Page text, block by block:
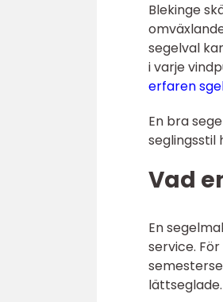
Blekinge
segelval
i varje
erfaren
En bra
seglingsstil
Vad
En
service.
lättseglade.